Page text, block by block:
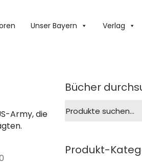
Unser Bayern Verlag
Army, die
Bücher
nach:
Produkt-